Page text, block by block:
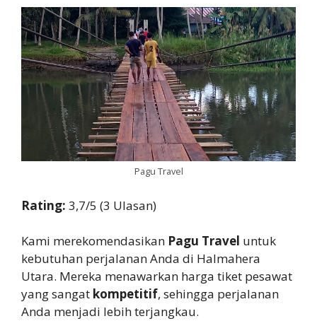
Pagu Travel
Rating: 3,7/5 (3 Ulasan)
Kami merekomendasikan Pagu Travel untuk
kebutuhan perjalanan Anda di Halmahera
Utara. Mereka menawarkan harga tiket pesawat
yang sangat kompetitif, sehingga perjalanan
Anda menjadi lebih terjangkau.